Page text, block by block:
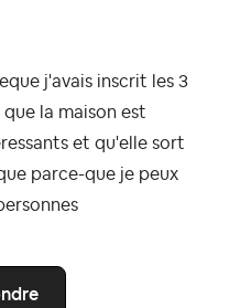
j'avais inscrit les 3
que la maison est
et qu'elle sort
parce-que je peux